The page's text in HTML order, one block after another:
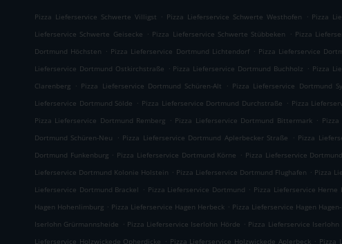
Pizza Lieferservice Schwerte Villigst . Pizza Lieferservice Schwerte Westhofen . Pizza
Lieferservice Schwerte Geisecke . Pizza Lieferservice Schwerte Stübbeken . Pizza
Dortmund Höchsten . Pizza Lieferservice Dortmund Lichtendorf . Pizza Lieferservice
Lieferservice Dortmund Ostkirchstraße . Pizza Lieferservice Dortmund Buchholz . Pizza
Clarenberg . Pizza Lieferservice Dortmund Schüren-Alt . Pizza Lieferservice Dortmund
Lieferservice Dortmund Sölde . Pizza Lieferservice Dortmund Durchstraße . Pizza
Pizza Lieferservice Dortmund Remberg . Pizza Lieferservice Dortmund Bittermark .
Dortmund Schüren-Neu
. Pizza Lieferservice Dortmund Aplerbecker Straße . Pizza
Dortmund Funkenburg . Pizza Lieferservice Dortmund Körne . Pizza Lieferservice
Lieferservice Dortmund Kolonie Holstein . Pizza Lieferservice Dortmund Flughafen . Pizza
Lieferservice Dortmund Brackel . Pizza Lieferservice Dortmund . Pizza Lieferservice Herne
Hagen Hohenlimburg . Pizza Lieferservice Hagen Herbeck . Pizza Lieferservice Hagen
Iserlohn Grürmannsheide . Pizza Lieferservice Iserlohn Hörde . Pizza Lieferservice Iserlohn
Lieferservice Holzwickede Opherdicke . Pizza Lieferservice Holzwickede Aplerbeck . Pizza